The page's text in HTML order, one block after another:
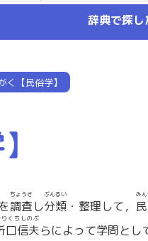
辞典で探し
く【民俗学】
調査
ちょうさ
し分類
ぶんるい
・整理して，
みん
口信夫
りくちしのぶ
らによって学問とし